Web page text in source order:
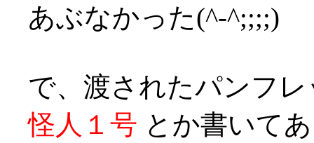
あぶなかった(^-^;;;;)
で、渡されたパンフ
怪人１号 とか書いて